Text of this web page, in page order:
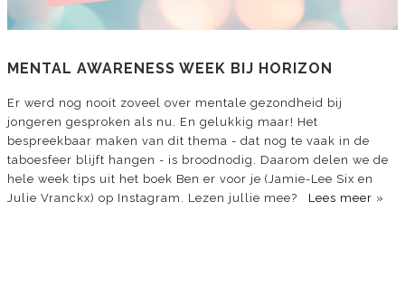
MENTAL AWARENESS WEEK BIJ HORIZON
Er werd nog nooit zoveel over mentale gezondheid bij
jongeren gesproken als nu. En gelukkig maar! Het
bespreekbaar maken van dit thema - dat nog te vaak in de
taboesfeer blijft hangen - is broodnodig. Daarom delen we de
hele week tips uit het boek Ben er voor je (Jamie-Lee Six en
Julie Vranckx) op Instagram. Lezen jullie mee? Lees meer »